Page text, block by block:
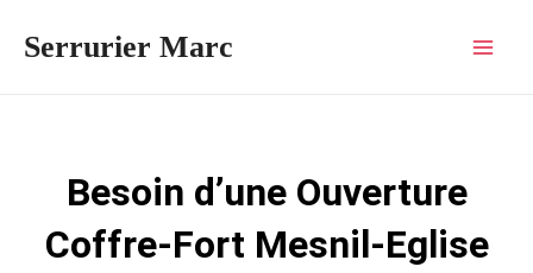
Serrurier Marc
Besoin d’une Ouverture
Coffre-Fort Mesnil-Eglise